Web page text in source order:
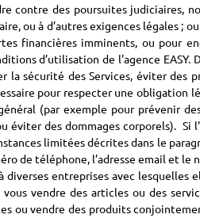
contre des poursuites judiciaires,
ou à d’autres exigences légales
financières imminents, ou pour
d’utilisation de l'agence
la sécurité des Services, éviter
pour respecter une obligation
(par exemple pour prévenir
éviter des dommages corporels).
limitées décrites dans le
de téléphone, l’adresse email et le
diverses entreprises avec
vendre des articles ou des
ou vendre des produits